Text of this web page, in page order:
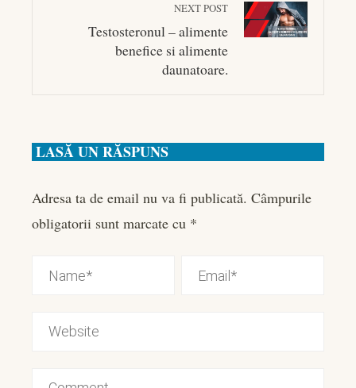
NEXT POST
Testosteronul – alimente
benefice si alimente
daunatoare.
LASĂ UN RĂSPUNS
Adresa ta de email nu va fi publicată. Câmpurile
obligatorii sunt marcate cu *